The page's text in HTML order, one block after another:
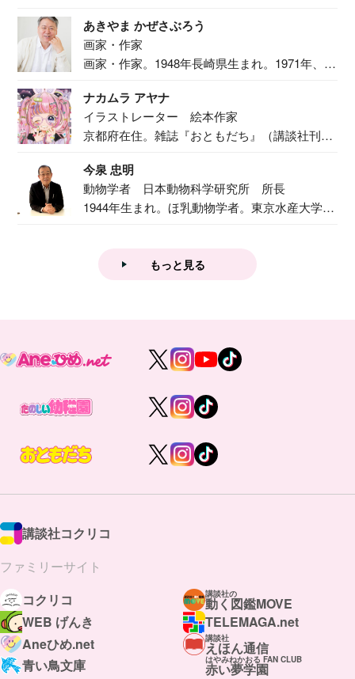
あきやま かぜさぶろう
画家・作家
画家・作家。1948年長崎県生まれ。1971年、
ナカムラ アヤナ
イラストレーター 絵本作家
京都府在住。雑誌『おともだち』（講談社刊）
今泉 忠明
動物学者 日本動物科学研究所 所長
1944年生まれ。ほ乳動物学者。東京水産大学卒
もっと見る
講談社コクリコ
ファミリーサイト
コクリコ
講談社の
動く図鑑MOVE
WEB げんき
TELEMAGA.net
Aneひめ.net
講談社
えほん通信
青い鳥文庫
はやみねかおる FAN CLUB
赤い夢学園